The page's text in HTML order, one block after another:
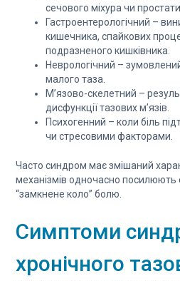
сечового міхура чи простати.
Гастроентерологічний –
кишечника, спайкових
подразненого кишківника.
Неврологічний –
малого таза.
М’язово-скелетний –
дисфункції тазових м’язів.
Психогенний – коли біль
чи стресовими факторами.
Часто синдром має змішаний
механізмів одночасно
“замкнене коло” болю.
Симптоми
хронічного